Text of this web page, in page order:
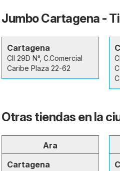
Jumbo Cartagena -
Cartagena
Cll 29D N°, C.Comercial
Caribe Plaza 22-62
Otras tiendas en la
Ara
Cartagena